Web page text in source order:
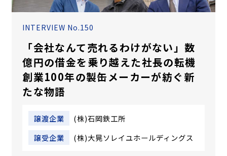
INTERVIEW No.150
「会社なんて売れるわけがない」数
億円の借金を乗り越えた社長の転機
創業100年の製缶メーカーが紡ぐ新
たな物語
譲渡企業
(株)石岡鉄工所
譲受企業
(株)大晃ソレイユホールディングス